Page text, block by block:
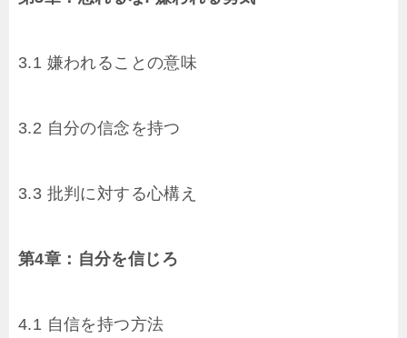
3.1 嫌われることの意味
3.2 自分の信念を持つ
3.3 批判に対する心構え
第4章：自分を信じろ
4.1 自信を持つ方法